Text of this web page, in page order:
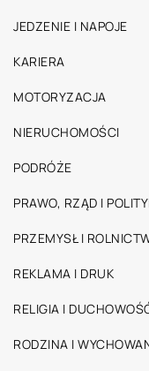
JEDZENIE I NAPOJE
KARIERA
MOTORYZACJA
NIERUCHOMOŚCI
PODRÓŻE
PRAWO, RZĄD I
PRZEMYSŁ I
REKLAMA I DRUK
RELIGIA I
RODZINA I